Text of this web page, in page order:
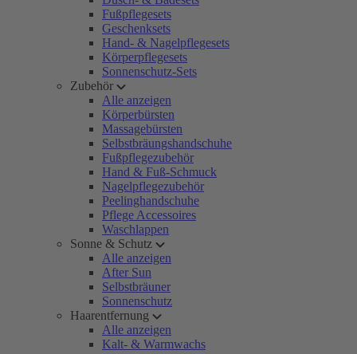
Fußpflegesets
Geschenksets
Hand- & Nagelpflegesets
Körperpflegesets
Sonnenschutz-Sets
Zubehör
Alle anzeigen
Körperbürsten
Massagebürsten
Selbstbräungshandschuhe
Fußpflegezubehör
Hand & Fuß-Schmuck
Nagelpflegezubehör
Peelinghandschuhe
Pflege Accessoires
Waschlappen
Sonne & Schutz
Alle anzeigen
After Sun
Selbstbräuner
Sonnenschutz
Haarentfernung
Alle anzeigen
Kalt- & Warmwachs